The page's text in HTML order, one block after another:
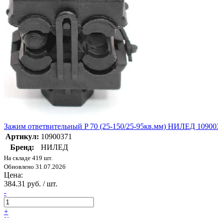
Зажим ответвительный P 70 (25-150/25-95кв.мм) НИЛЕД
Артикул: 10900371
Бренд:
НИЛЕД
На складе 419 шт.
Обновлено 31.07.2026
Цена:
384.31 руб. / шт.
-
+